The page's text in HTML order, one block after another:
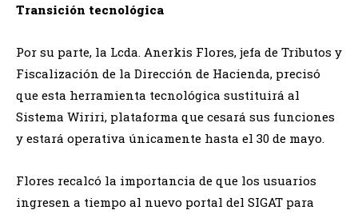
Transición tecnológica
Por su parte, la Lcda. Anerkis Flores, jefa de Tributos y
Fiscalización de la Dirección de Hacienda, precisó
que esta herramienta tecnológica sustituirá al
Sistema Wiriri, plataforma que cesará sus funciones
y estará operativa únicamente hasta el 30 de mayo.
Flores recalcó la importancia de que los usuarios
ingresen a tiempo al nuevo portal del SIGAT para